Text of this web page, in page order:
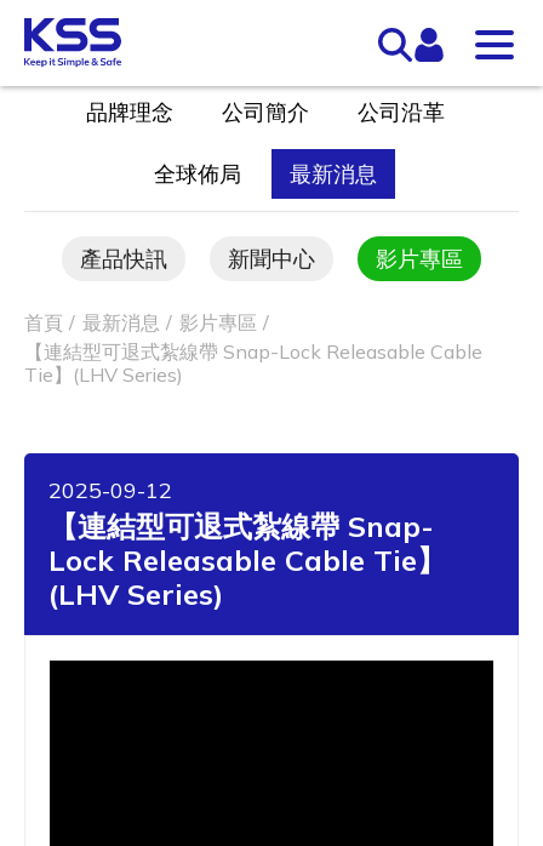
品牌理念 公司簡介 公司沿革
全球佈局 最新消息
產品快訊 新聞中心 影片專區
首頁 最新消息
影片專區
【連結型可退式紮線帶 Snap-Lock Releasable Cable
Tie】(LHV Series)
2025-09-12
【連結型可退式紮線帶 Snap-
Lock Releasable Cable Tie】
(LHV Series)